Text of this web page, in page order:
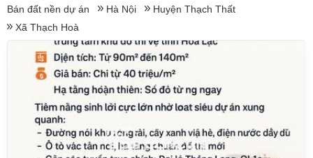
Bán đất nền dự án Hà Nội
Huyện Thạch Thất
Xã Thạch Hoà